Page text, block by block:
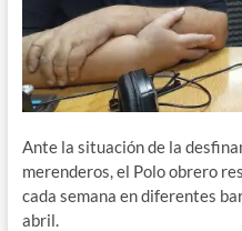
Ante la situación de la
merenderos, el Polo obrero
cada semana en diferentes
abril.